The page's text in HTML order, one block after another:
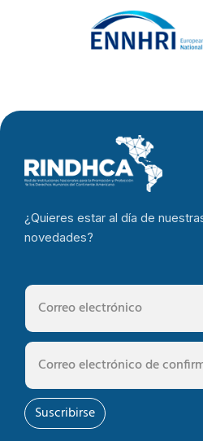
¿Quieres estar al día de
novedades?
Suscribirse